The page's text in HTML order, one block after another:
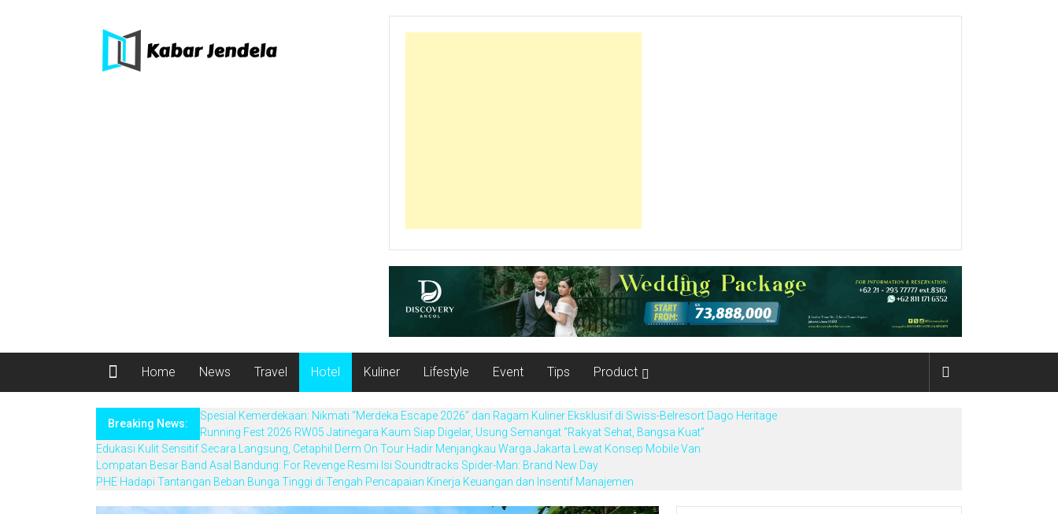
Home News Travel Hotel Kuliner Lifestyle Event Tips Product
Breaking News:
Spesial Kemerdekaan: Nikmati “Merdeka Escape 2026” dan Ragam Kuliner Eksklusif di Swiss-Belresort Dago Heritage
Running Fest 2026 RW05 Jatinegara Kaum Siap Digelar, Usung Semangat “Rakyat Sehat, Bangsa Kuat”
Edukasi Kulit Sensitif Secara Langsung, Cetaphil Derm On Tour Hadir Menjangkau Warga Jakarta Lewat Konsep Mobile Van
Lompatan Besar Band Asal Bandung: For Revenge Resmi Isi Soundtracks Spider-Man: Brand New Day
PHE Hadapi Tantangan Beban Bunga Tinggi di Tengah Pencapaian Kinerja Keuangan dan Insentif Manajemen